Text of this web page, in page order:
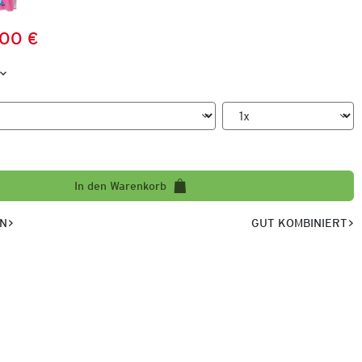
€
In den Warenkorb
GUT KOMBINIERT